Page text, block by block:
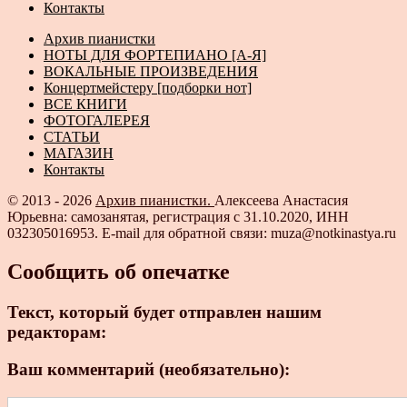
Контакты
Архив пианистки
НОТЫ ДЛЯ ФОРТЕПИАНО [А-Я]
ВОКАЛЬНЫЕ ПРОИЗВЕДЕНИЯ
Концертмейстеру [подборки нот]
ВСЕ КНИГИ
ФОТОГАЛЕРЕЯ
СТАТЬИ
МАГАЗИН
Контакты
© 2013 - 2026 Архив пианистки. Алексеева Анастасия
Юрьевна: самозанятая, регистрация с 31.10.2020, ИНН
032305016953. E-mail для обратной связи: muza@notkinastya.ru
Сообщить об опечатке
Текст, который будет отправлен нашим
редакторам:
Ваш комментарий (необязательно):